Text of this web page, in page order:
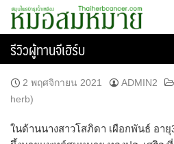
SkipG-HERB หมอสมหมาย
รีวิวผู้ทานจีเฮิร์บ
2 พฤศจิกายน 2021 ADMIN2
herb)
ในด้านนางสาวโสภิดา เผือกพันธ์ อา